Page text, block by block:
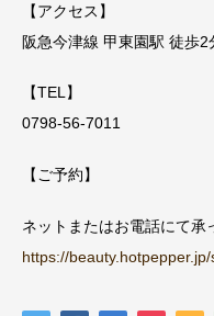
【アクセス】
阪急今津線 甲東園駅 徒歩2
【TEL】
0798-56-7011
【ご予約】
ネットまたはお電話にて承
https://